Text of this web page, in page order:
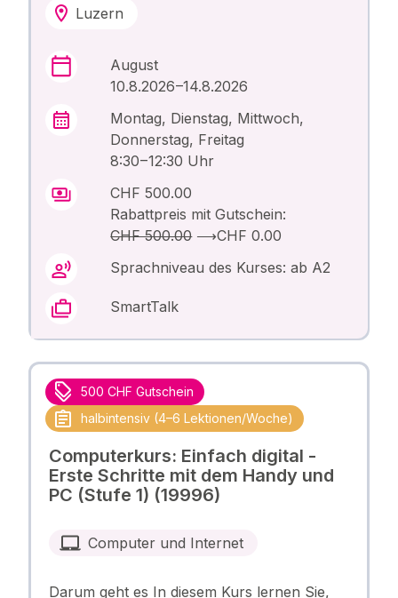
Luzern
August
10.8.2026 –14.8.2026
Montag, Dienstag, Mittwoch,
Donnerstag, Freitag
8:30 – 12:30 Uhr
CHF 500.00
Rabattpreis mit Gutschein:
CHF 500.00⟶CHF 0.00
Sprachniveau des Kurses: ab A2
SmartTalk
500 CHF Gutschein
halbintensiv (4–6 Lektionen/Woche)
Computerkurs: Einfach digital -
Erste Schritte mit dem Handy und
PC (Stufe 1) (19996)
Computer und Internet
Darum geht es In diesem Kurs lernen Sie,